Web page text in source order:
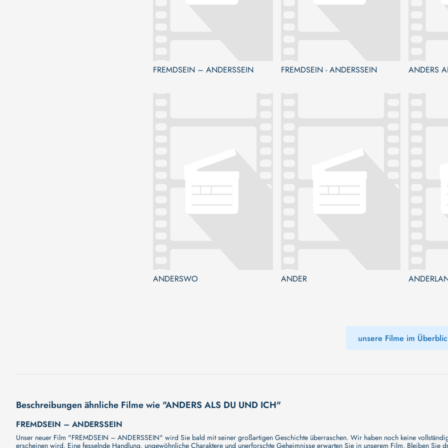
FREMDSEIN – ANDERSSEIN FREMDSEIN - ANDERSSEIN ANDERS
ANDERSWO ANDER
unsere Filme im
Beschreibungen ähnliche Filme wie "ANDERS ALS DU UND ICH"
FREMDSEIN – ANDERSSEIN
Unser neuer Film "FREMDSEIN – ANDERSSEIN" wird Sie bald mit seiner großartigen Geschichte überraschen. Wir haben noch keine
erscheinen wird. Eine fesselnde Handlung, ungewöhnliche Charaktere und unerforschte Geheimnisse erwarten Sie in unserem Film. Bleiben Sie